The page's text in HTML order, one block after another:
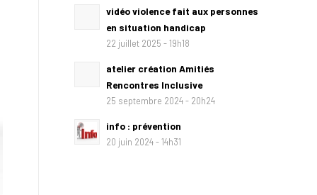
vidéo violence fait aux personnes
en situation handicap
22 juillet 2025 - 19h18
atelier création Amitiés
Rencontres Inclusive
25 septembre 2024 - 20h24
info : prévention
20 juin 2024 - 14h31